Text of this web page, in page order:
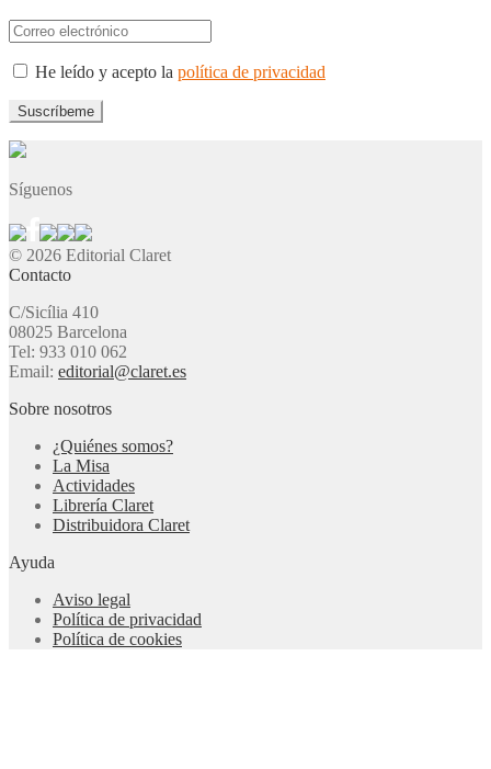
He leído y acepto la política de privacidad
Síguenos
© 2026 Editorial Claret
Contacto
C/Sicília 410
08025 Barcelona
Tel: 933 010 062
Email: editorial@claret.es
Sobre nosotros
¿Quiénes somos?
La Misa
Actividades
Librería Claret
Distribuidora Claret
Ayuda
Aviso legal
Política de privacidad
Política de cookies